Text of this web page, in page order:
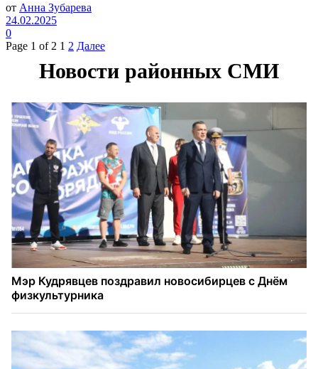
от Анна Зубарева
24.02.2025
0
Page 1 of 2 1 2 Далее